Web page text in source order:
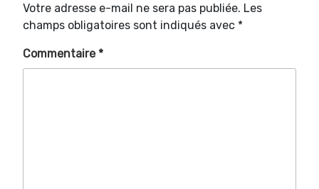
Votre adresse e-mail ne sera pas publiée. Les
champs obligatoires sont indiqués avec *
Commentaire *